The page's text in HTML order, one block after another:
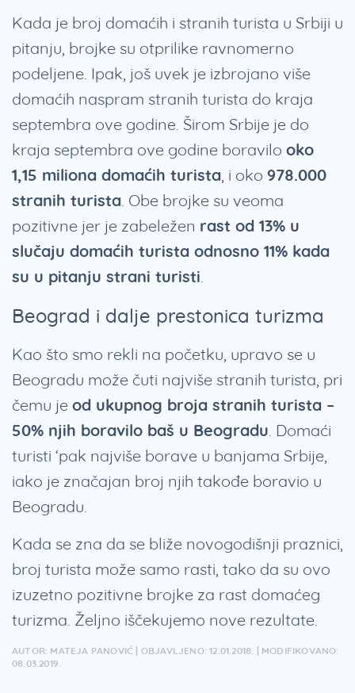
Kada je broj domaćih i stranih turista u Srbiji u
pitanju, brojke su otprilike ravnomerno
podeljene. Ipak, još uvek je izbrojano više
domaćih naspram stranih turista do kraja
septembra ove godine. Širom Srbije je do
kraja septembra ove godine boravilo oko
1,15 miliona domaćih turista, i oko 978.000
stranih turista. Obe brojke su veoma
pozitivne jer je zabeležen rast od 13% u
slučaju domaćih turista odnosno 11% kada
su u pitanju strani turisti.
Beograd i dalje prestonica turizma
Kao što smo rekli na početku, upravo se u
Beogradu može čuti najviše stranih turista, pri
čemu je od ukupnog broja stranih turista –
50% njih boravilo baš u Beogradu. Domaći
turisti ‘pak najviše borave u banjama Srbije,
iako je značajan broj njih takođe boravio u
Beogradu.
Kada se zna da se bliže novogodišnji praznici,
broj turista može samo rasti, tako da su ovo
izuzetno pozitivne brojke za rast domaćeg
turizma. Željno iščekujemo nove rezultate.
AUTOR: MATEJA PANOVIĆ | OBJAVLJENO: 12.01.2018. | MODIFIKOVANO:
08.03.2019.